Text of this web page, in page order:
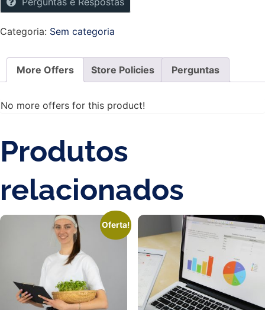
Categoria: Sem categoria
More Offers Store Policies Perguntas
No more offers for this product!
Produtos
relacionados
Oferta!